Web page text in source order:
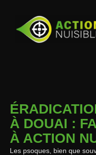
À DOUAI :
À ACTION
Les psoques, bien que